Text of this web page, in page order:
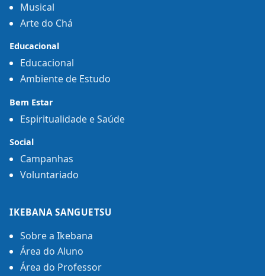
Musical
Arte do Chá
Educacional
Educacional
Ambiente de Estudo
Bem Estar
Espiritualidade e Saúde
Social
Campanhas
Voluntariado
IKEBANA SANGUETSU
Sobre a Ikebana
Área do Aluno
Área do Professor